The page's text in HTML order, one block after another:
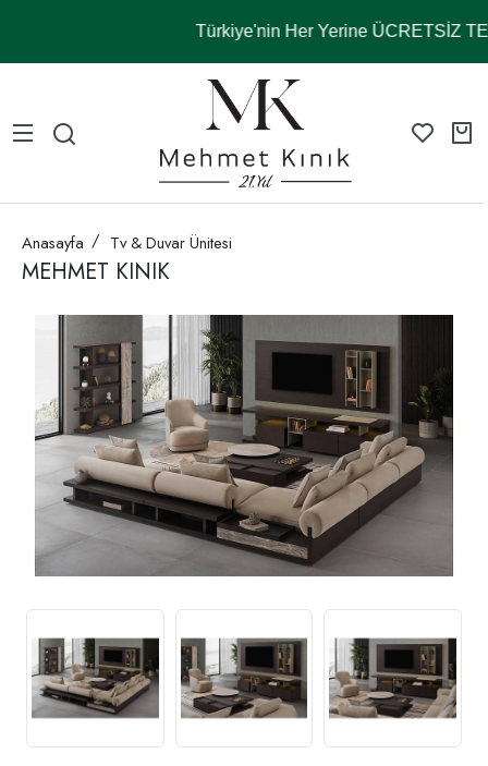
Türkiye'nin Her Yerine ÜCRETSİZ
Anasayfa Tv & Duvar Ünitesi
MEHMET KINIK